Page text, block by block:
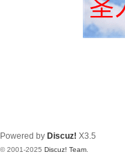
Powered by Discuz! X3.5
© 2001-2025 Discuz! Team